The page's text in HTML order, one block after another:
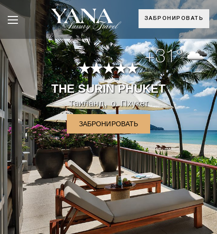
ЗАБРОНИРОВАТЬ
+31°
THE SURIN PHUKET
Таиланд, о. Пхукет
ЗАБРОНИРОВАТЬ